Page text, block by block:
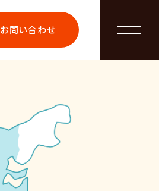
お問い合わせ